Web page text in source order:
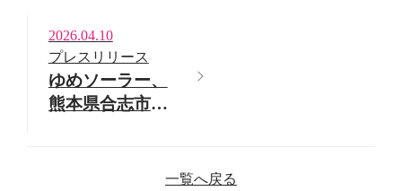
一覧へ戻る
2026.04.10
プレスリリース
ゆめソーラー、
熊本県合志市の